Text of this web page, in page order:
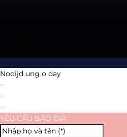
Nooijd ung o day
YÊU CẦU BÁO GIÁ